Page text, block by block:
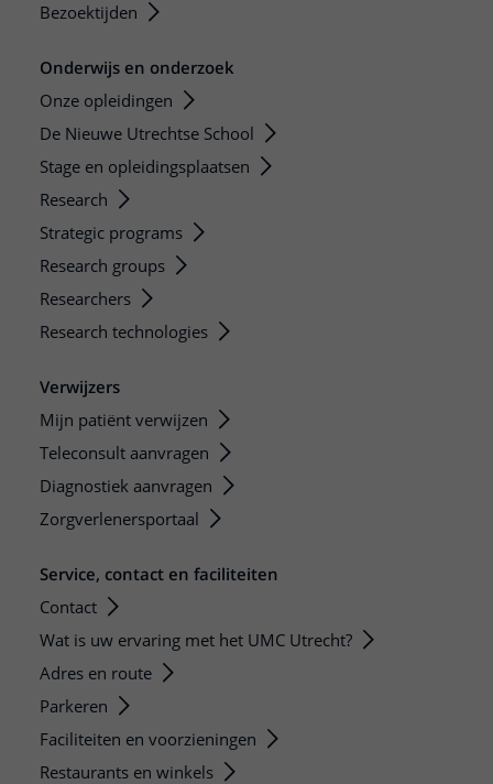
Bezoektijden
Onderwijs en onderzoek
Onze opleidingen
De Nieuwe Utrechtse School
Stage en opleidingsplaatsen
Research
Strategic programs
Research groups
Researchers
Research technologies
Verwijzers
Mijn patiënt verwijzen
Teleconsult aanvragen
Diagnostiek aanvragen
Zorgverlenersportaal
Service, contact en faciliteiten
Contact
Wat is uw ervaring met het UMC Utrecht?
Adres en route
Parkeren
Faciliteiten en voorzieningen
Restaurants en winkels